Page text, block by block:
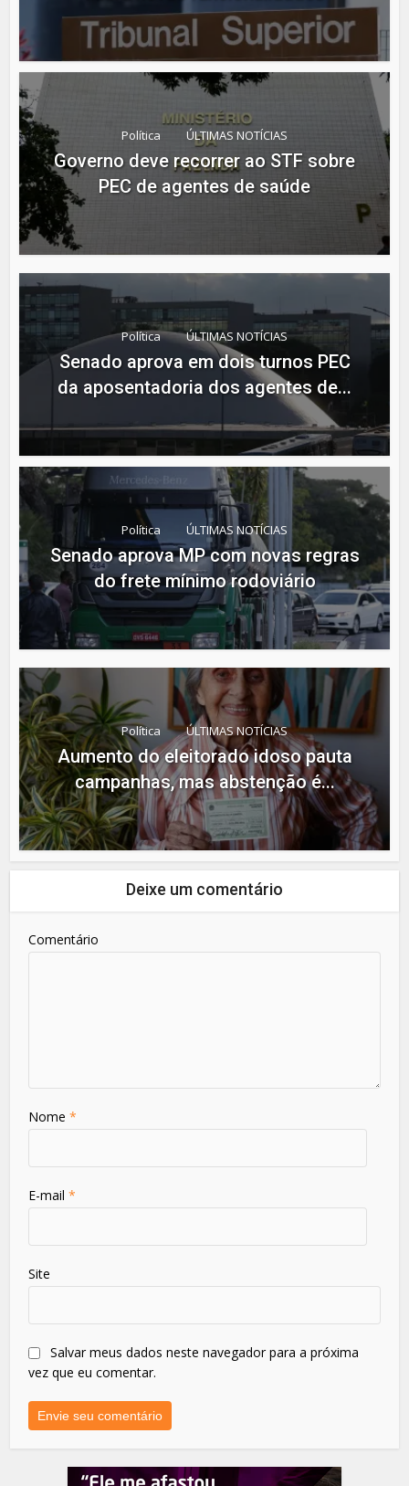
Política ÚLTIMAS NOTÍCIAS
Governo deve recorrer ao STF sobre
PEC de agentes de saúde
Política ÚLTIMAS NOTÍCIAS
Senado aprova em dois turnos PEC
da aposentadoria dos agentes de...
Política ÚLTIMAS NOTÍCIAS
Senado aprova MP com novas regras
do frete mínimo rodoviário
Política ÚLTIMAS NOTÍCIAS
Aumento do eleitorado idoso pauta
campanhas, mas abstenção é...
Deixe um comentário
Comentário
Nome*
E-mail*
Site
Salvar meus dados neste navegador para a próxima
vez que eu comentar.